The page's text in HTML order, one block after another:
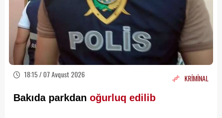
18:15 / 07 Avqust 2026 KRİMİNAL
Bakıda parkdan oğurluq edilib